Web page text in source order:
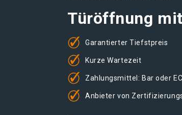
Türöffnung
Garantierter Tiefstpreis
Kurze Wartezeit
Zahlungsmittel: Bar oder
Anbieter von